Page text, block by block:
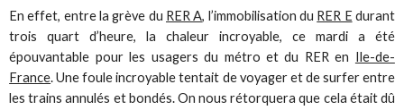
En effet, entre la grève du RER A, l’immobilisation du RER E durant
trois quart d’heure, la chaleur incroyable, ce mardi a été
épouvantable pour les usagers du métro et du RER en Ile-de-
France. Une foule incroyable tentait de voyager et de surfer entre
les trains annulés et bondés. On nous rétorquera que cela était dû